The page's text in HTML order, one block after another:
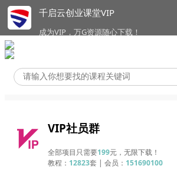
千启云创业课堂VIP
成为VIP，万G资源随心下载！
VIP社员群
全部项目只需要199元，无限下载！
教程： 12823套 | 会员： 151690100